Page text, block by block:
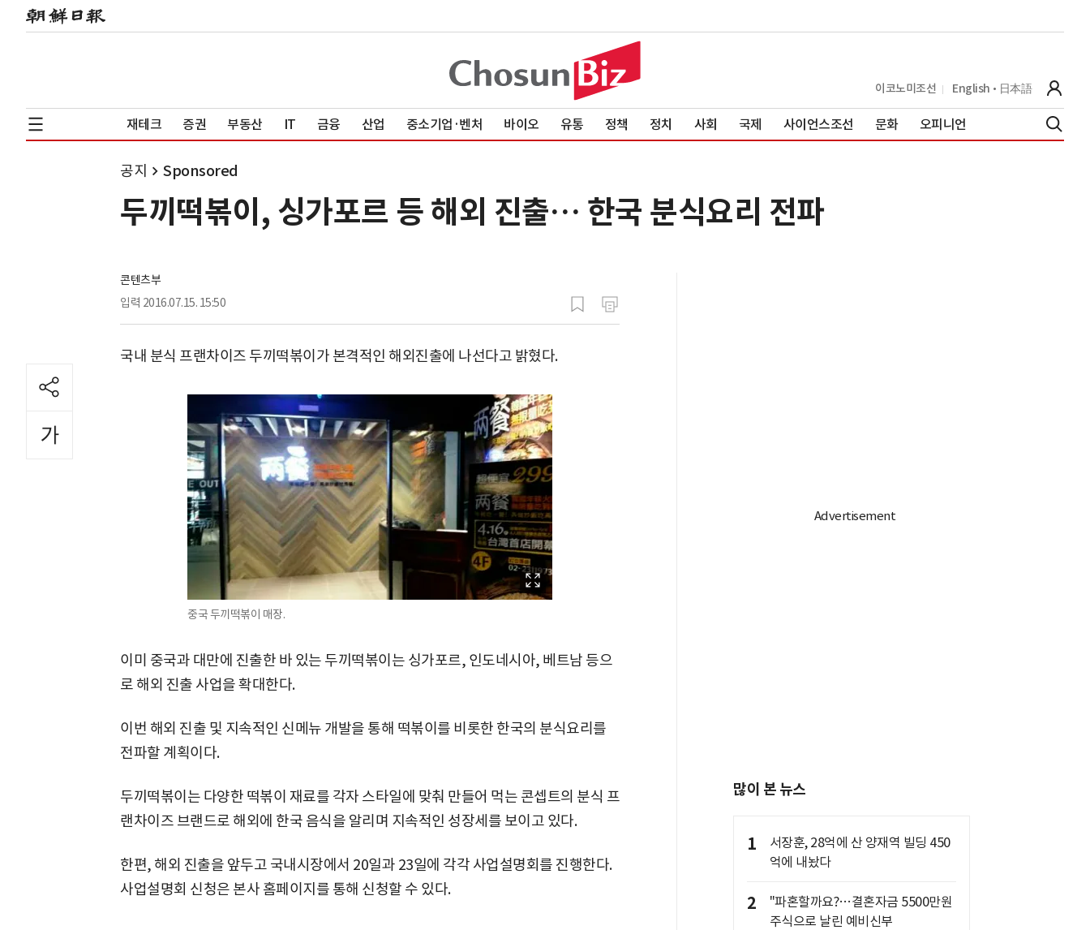
이코노미조선 English 日本語
재테크 증권 부동산 IT 금융 산업 중소기업·벤처 바이오 유통 정책 정치 사회 국제 사이언스조선 문화 오피니언
공지 Sponsored
두끼떡볶이, 싱가포르 등 해외 진출… 한국 분식요리 전파
콘텐츠부
입력 2016.07.15. 15:50
국내 분식 프랜차이즈 두끼떡볶이가 본격적인 해외진출에 나선다고 밝혔다.
중국 두끼떡볶이 매장.
이미 중국과 대만에 진출한 바 있는 두끼떡볶이는 싱가포르, 인도네시아, 베트남 등으
로 해외 진출 사업을 확대한다.
이번 해외 진출 및 지속적인 신메뉴 개발을 통해 떡볶이를 비롯한 한국의 분식요리를
전파할 계획이다.
두끼떡볶이는 다양한 떡볶이 재료를 각자 스타일에 맞춰 만들어 먹는 콘셉트의 분식 프
랜차이즈 브랜드로 해외에 한국 음식을 알리며 지속적인 성장세를 보이고 있다.
한편, 해외 진출을 앞두고 국내시장에서 20일과 23일에 각각 사업설명회를 진행한다.
사업설명회 신청은 본사 홈페이지를 통해 신청할 수 있다.
많이 본 뉴스
1
서장훈, 28억에 산 양재역 빌딩 450
억에 내놨다
2
"파혼할까요?…결혼자금 5500만원
주식으로 날린 예비신부